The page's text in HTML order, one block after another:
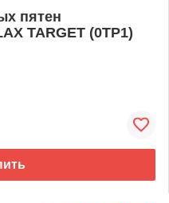
пятен
TARGET (0TP1)